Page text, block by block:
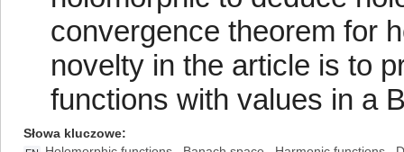
convergence theorem for
novelty in the article is to
functions with values in a
Słowa kluczowe